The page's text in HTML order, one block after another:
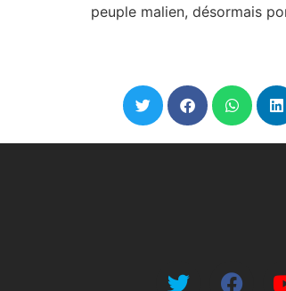
peuple malien, désormais